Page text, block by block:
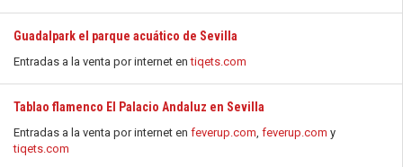
Guadalpark el parque acuático de Sevilla
Entradas a la venta por internet entiqets.com
Tablao flamenco El Palacio Andaluz en Sevilla
Entradas a la venta por internet en feverup.com, feverup.com y
tiqets.com